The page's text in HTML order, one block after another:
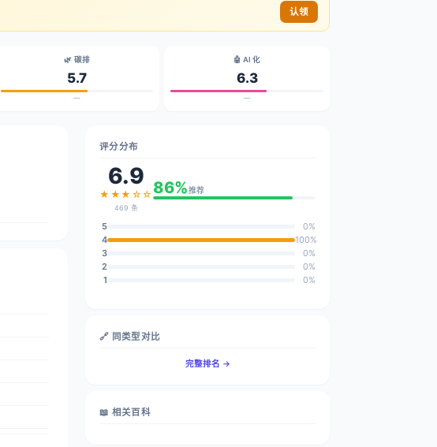
认领
🌿 碳排
5.7
—
🤖 AI 化
6.3
—
评分分布
6.9
★★★☆☆
469 条
86%推荐
5
0%
4
100%
3
0%
2
0%
1
0%
🔗 同类型对比
完整排名 →
📖 相关百科